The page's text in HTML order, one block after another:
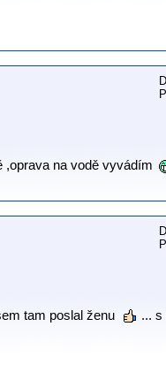
,oprava na vodě vyvádím
tam poslal ženu
... s